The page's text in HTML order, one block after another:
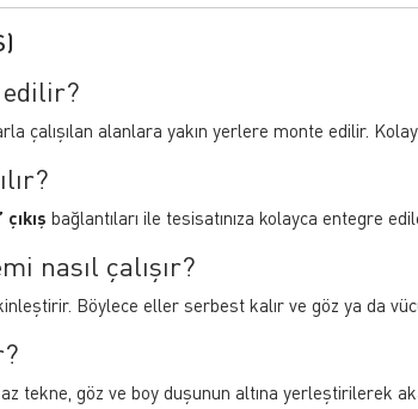
edilir?
çalışılan alanlara yakın yerlere monte edilir.
çıkış bağlantıları ile tesisatınıza kolayca entegre
nasıl çalışır?
Böylece eller serbest kalır ve göz ya da
tekne, göz ve boy duşunun altına yerleştirilerek